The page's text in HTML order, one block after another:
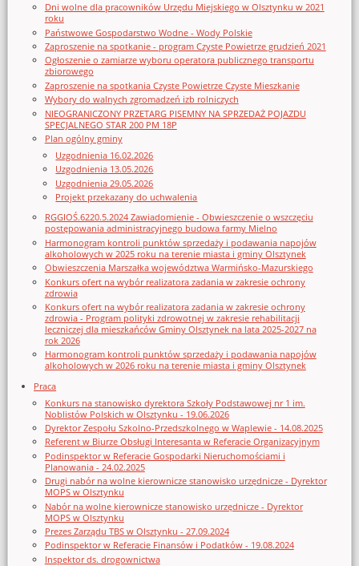
Dni wolne dla pracowników Urzędu Miejskiego w Olsztynku w 2021
roku
Państwowe Gospodarstwo Wodne - Wody Polskie
Zaproszenie na spotkanie - program Czyste Powietrze grudzień 2021
Ogłoszenie o zamiarze wyboru operatora publicznego transportu
zbiorowego
Zaproszenie na spotkania Czyste Powietrze Czyste Mieszkanie
Wybory do walnych zgromadzeń izb rolniczych
NIEOGRANICZONY PRZETARG PISEMNY NA SPRZEDAŻ POJAZDU
SPECJALNEGO STAR 200 PM 18P
Plan ogólny gminy
Uzgodnienia 16.02.2026
Uzgodnienia 13.05.2026
Uzgodnienia 29.05.2026
Projekt przekazany do uchwalenia
RGGIOŚ.6220.5.2024 Zawiadomienie - Obwieszczenie o wszczęciu
postępowania administracyjnego budowa farmy Mielno
Harmonogram kontroli punktów sprzedaży i podawania napojów
alkoholowych w 2025 roku na terenie miasta i gminy Olsztynek
Obwieszczenia Marszałka województwa Warmińsko-Mazurskiego
Konkurs ofert na wybór realizatora zadania w zakresie ochrony
zdrowia
Konkurs ofert na wybór realizatora zadania w zakresie ochrony
zdrowia - Program polityki zdrowotnej w zakresie rehabilitacji
leczniczej dla mieszkańców Gminy Olsztynek na lata 2025-2027 na
rok 2026
Harmonogram kontroli punktów sprzedaży i podawania napojów
alkoholowych w 2026 roku na terenie miasta i gminy Olsztynek
Praca
Konkurs na stanowisko dyrektora Szkoły Podstawowej nr 1 im.
Noblistów Polskich w Olsztynku - 19.06.2026
Dyrektor Zespołu Szkolno-Przedszkolnego w Waplewie - 14.08.2025
Referent w Biurze Obsługi Interesanta w Referacie Organizacyjnym
Podinspektor w Referacie Gospodarki Nieruchomościami i
Planowania - 24.02.2025
Drugi nabór na wolne kierownicze stanowisko urzędnicze - Dyrektor
MOPS w Olsztynku
Nabór na wolne kierownicze stanowisko urzędnicze - Dyrektor
MOPS w Olsztynku
Prezes Zarządu TBS w Olsztynku - 27.09.2024
Podinspektor w Referacie Finansów i Podatków - 19.08.2024
Inspektor ds. drogownictwa